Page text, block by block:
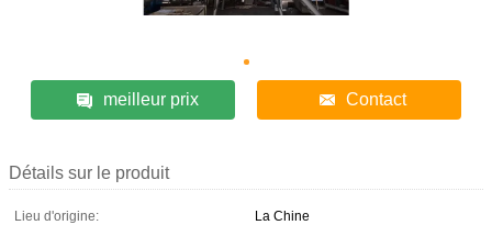
meilleur prix Contact
Détails sur le produit
Lieu d'origine:
La Chine